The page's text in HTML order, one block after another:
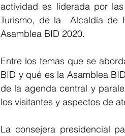
actividad es liderada por
Turismo, de la  Alcaldía de
Asamblea BID 2020.
Entre los temas que se
BID y qué es la Asamblea
de la agenda central y
los visitantes y aspectos de
La consejera presidencial